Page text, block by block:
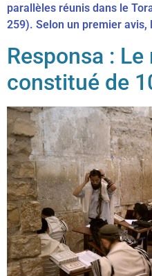
parallèles réunis dans le
259). Selon un premier avis,
Responsa :
constitué de